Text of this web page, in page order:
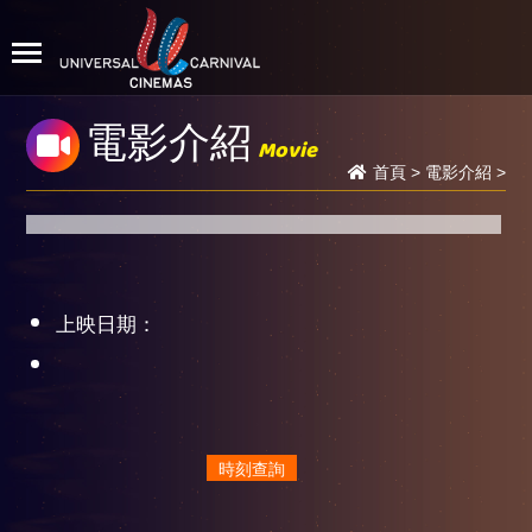
電影介紹 Movie
首頁> 電影介紹 >
上映日期：
時刻查詢